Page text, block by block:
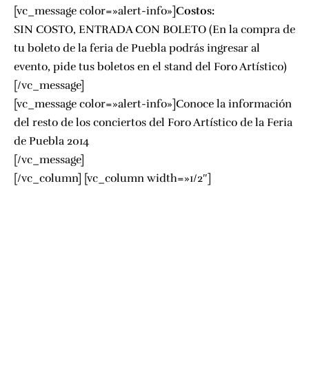
[vc_message color=»alert-info»]Costos:
SIN COSTO, ENTRADA CON BOLETO (En la compra de
tu boleto de la feria de Puebla podrás ingresar al
evento, pide tus boletos en el stand del Foro Artístico)
[/vc_message]
[vc_message color=»alert-info»]Conoce la información
del resto de los conciertos del Foro Artístico de la Feria
de Puebla 2014
[/vc_message]
[/vc_column] [vc_column width=»1/2″]